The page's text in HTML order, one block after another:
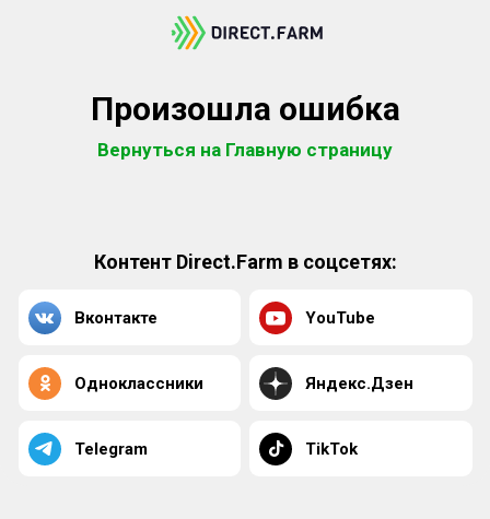
Произошла ошибка
Вернуться на Главную страницу
Контент Direct.Farm в соцсетях:
Вконтакте YouTube
Одноклассники Яндекс.Дзен
Telegram TikTok